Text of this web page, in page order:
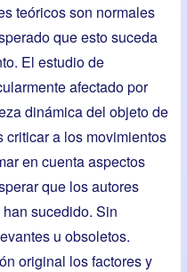
teóricos son normales
que esto suceda
El estudio de
afectado por
dinámica del objeto de
criticar a los movimientos
en cuenta aspectos
que los autores
sucedido. Sin
u obsoletos.
original los factores y